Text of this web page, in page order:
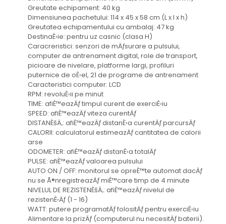
Greutate echipament: 40 kg
Dimensiunea pachetului: 114 x 45 x 58 cm (L x l x h)
Greutatea echipamentului cu ambalaj: 47 kg
DestinaÈ›ie: pentru uz casnic (clasa H)
Caracreristici: senzori de mÄƒsurare a pulsului,
computer de antrenament digital, role de transport,
picioare de nivelare, platforme largi, profiluri
puternice de oÈ›el, 21 de programe de antrenament
Caracteristici computer: LCD
RPM: revoluÈ›ii pe minut
TIME: afiÈ™eazÄƒ timpul curent de exerciÈ›iu
SPEED: afiÈ™eazÄƒ viteza curentÄƒ
DISTANÈšÄ‚: afiÈ™eazÄƒ distanÈ›a curentÄƒ parcursÄƒ
CALORII: calculatorul estimeazÄƒ cantitatea de calorii
arse
ODOMETER: afiÈ™eazÄƒ distanÈ›a totalÄƒ
PULSE: afiÈ™eazÄƒ valoarea pulsului
AUTO ON / OFF: monitorul se opreÈ™te automat dacÄƒ
nu se Ã®nregistreazÄƒ miÈ™care timp de 4 minute
NIVELUL DE REZISTENÈšÄ‚: afiÈ™eazÄƒ nivelul de
rezistenÈ›Äƒ (1 - 16)
WATT: putere programatÄƒ folositÄƒ pentru exerciÈ›iu
Alimentare la prizÄƒ (computerul nu necesitÄƒ baterii).